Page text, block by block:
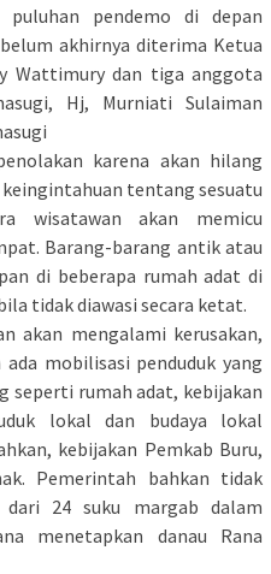
pendemo di depan
akhirnya diterima Ketua
Wattimury dan tiga anggota
Hj, Murniati Sulaiman
karena akan hilang
keingintahuan tentang sesuatu
wisatawan akan memicu
Barang-barang antik atau
di beberapa rumah adat di
tidak diawasi secara ketat.
akan mengalami kerusakan,
mobilisasi penduduk yang
seperti rumah adat, kebijakan
lokal dan budaya lokal
kebijakan Pemkab Buru,
Pemerintah bahkan tidak
24 suku margab dalam
menetapkan danau Rana